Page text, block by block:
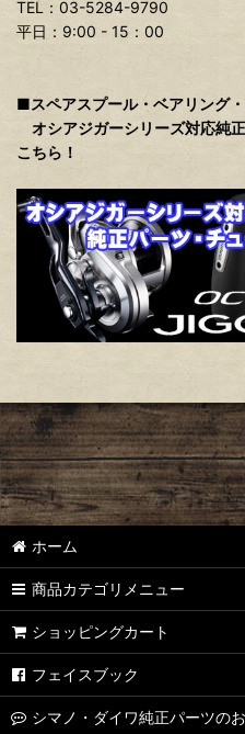
TEL：03-5284-9790
平日：9:00 - 15：00
■スペアスプール・ベアリング
オシアジガーシリーズ対応純
こちら！
ホーム
商品カテゴリメニュー
ショッピングカート
フェイスブック
シマノ・ダイワ純正パーツの